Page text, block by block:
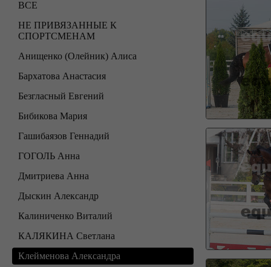
ВСЕ
НЕ ПРИВЯЗАННЫЕ К
СПОРТСМЕНАМ
Анищенко (Олейник) Алиса
Бархатова Анастасия
Безгласный Евгений
Бибикова Мария
Гашибаязов Геннадий
ГОГОЛЬ Анна
Дмитриева Анна
Дыскин Александр
Калиниченко Виталий
КАЛЯКИНА Светлана
Клейменова Александра